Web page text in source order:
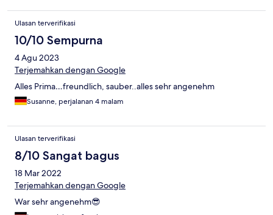
Ulasan terverifikasi
10/10 Sempurna
4 Agu 2023
Terjemahkan dengan Google
Alles Prima…freundlich, sauber..alles sehr angenehm
Susanne, perjalanan 4 malam
Ulasan terverifikasi
8/10 Sangat bagus
18 Mar 2022
Terjemahkan dengan Google
War sehr angenehm😎